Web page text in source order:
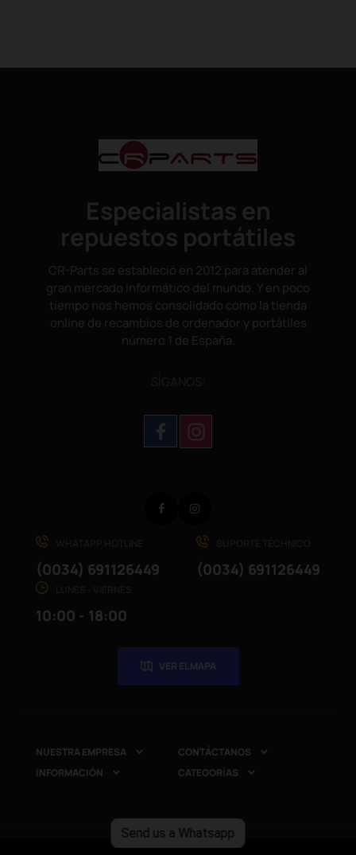
Send us a Whatsapp
Especialistas en
repuestos portátiles
CR-Parts se estableció en 2012 para atender al
gran mercado informático del mundo. Y en poco
tiempo nos hemos consolidado como la tienda
online de recambios de ordenador y portátiles
número 1 de España.
(0034) 691126449 (0034) 691126449
10:00 - 18:00
VER EL MAPA
Facebook
NUESTRA EMPRESA  CONTÁCTANOS 
INFORMACIÓN  CATEGORÍAS 